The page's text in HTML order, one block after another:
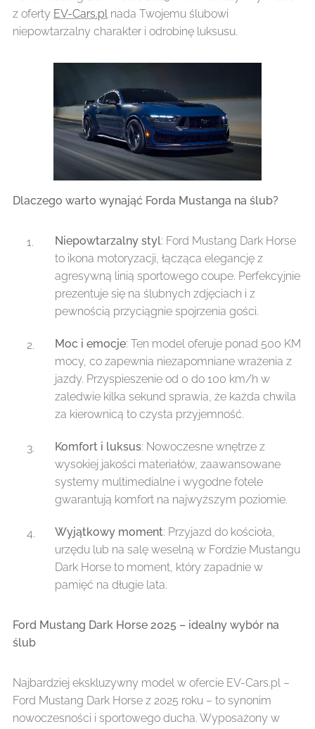
z oferty EV-Cars.pl nada Twojemu ślubowi
niepowtarzalny charakter i odrobinę luksusu.
Dlaczego warto wynająć Forda Mustanga na ślub?
Niepowtarzalny styl: Ford Mustang Dark Horse
to ikona motoryzacji, łącząca elegancję z
agresywną linią sportowego coupe. Perfekcyjnie
prezentuje się na ślubnych zdjęciach i z
pewnością przyciągnie spojrzenia gości.
Moc i emocje: Ten model oferuje ponad 500 KM
mocy, co zapewnia niezapomniane wrażenia z
jazdy. Przyspieszenie od 0 do 100 km/h w
zaledwie kilka sekund sprawia, że każda chwila
za kierownicą to czysta przyjemność.
Komfort i luksus: Nowoczesne wnętrze z
wysokiej jakości materiałów, zaawansowane
systemy multimedialne i wygodne fotele
gwarantują komfort na najwyższym poziomie.
Wyjątkowy moment: Przyjazd do kościoła,
urzędu lub na salę weselną w Fordzie Mustangu
Dark Horse to moment, który zapadnie w
pamięć na długie lata.
Ford Mustang Dark Horse 2025 – idealny wybór na
ślub
Najbardziej ekskluzywny model w ofercie EV-Cars.pl –
Ford Mustang Dark Horse z 2025 roku – to synonim
nowoczesności i sportowego ducha. Wyposażony w